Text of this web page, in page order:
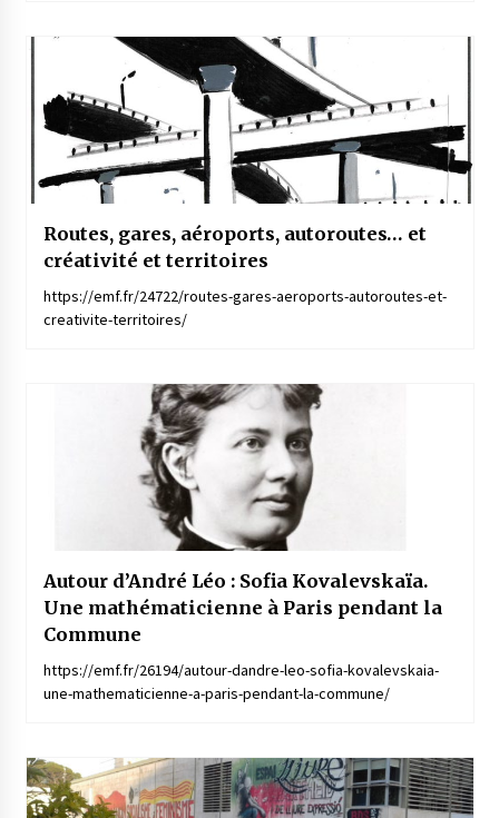
Routes, gares, aéroports, autoroutes… et
créativité et territoires
https://emf.fr/24722/routes-gares-aeroports-autoroutes-et-
creativite-territoires/
Autour d’André Léo : Sofia Kovalevskaïa.
Une mathématicienne à Paris pendant la
Commune
https://emf.fr/26194/autour-dandre-leo-sofia-kovalevskaia-
une-mathematicienne-a-paris-pendant-la-commune/